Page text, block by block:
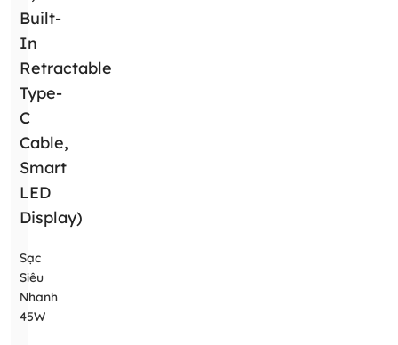
Built-
In
Retractable
Type-
C
Cable,
Smart
LED
Display)
Sạc
Siêu
Nhanh
45W